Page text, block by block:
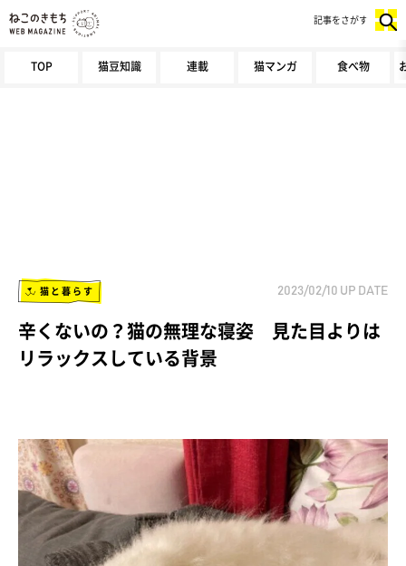
TOP 猫豆知識 連載 猫マンガ 食べ物
記事をさがす
猫と暮らす 2023/02/10 UP DATE
辛くないの？猫の無理な寝姿 見た目よりは
リラックスしている背景